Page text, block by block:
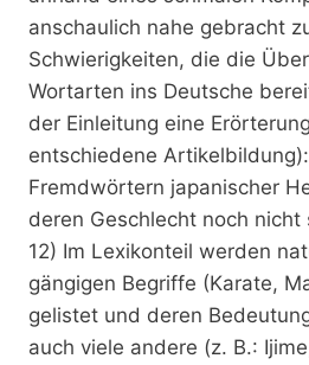
anschaulich nahe gebracht
Schwierigkeiten, die die
Wortarten ins Deutsche
der Einleitung eine
entschiedene
Fremdwörtern japanischer
deren Geschlecht noch nicht
12) Im Lexikonteil werden
gängigen Begriffe (Karate,
gelistet und deren
auch viele andere (z. B.: